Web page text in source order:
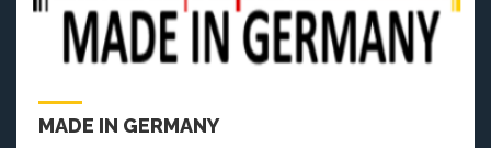
MADE IN GERMANY